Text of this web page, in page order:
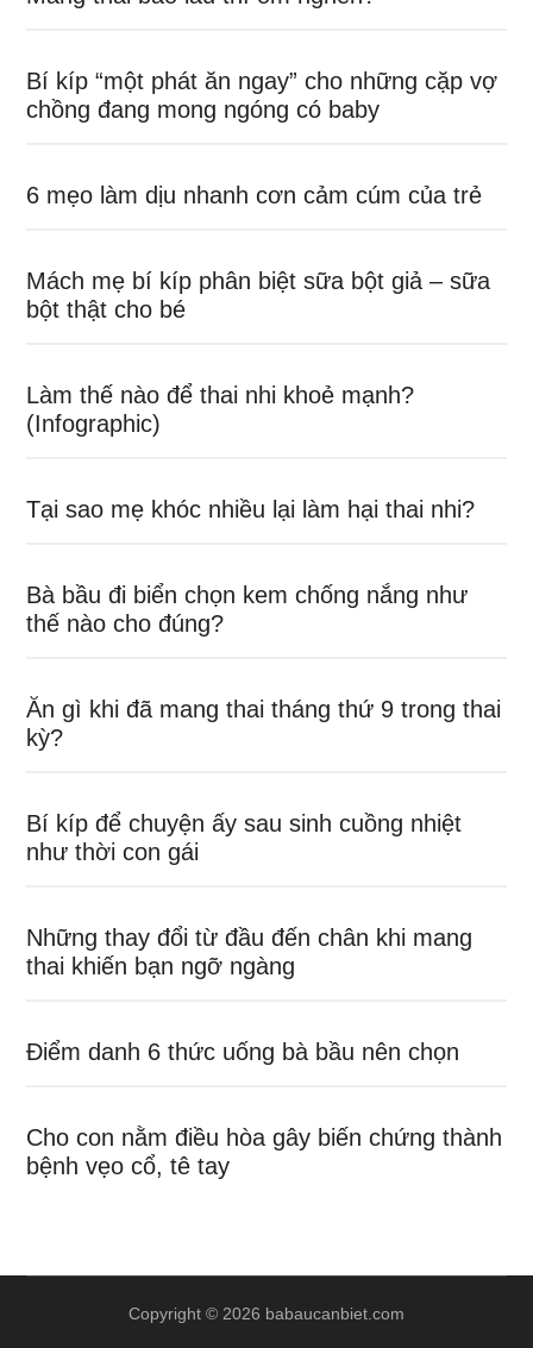
Bí kíp “một phát ăn ngay” cho những cặp vợ
chồng đang mong ngóng có baby
6 mẹo làm dịu nhanh cơn cảm cúm của trẻ
Mách mẹ bí kíp phân biệt sữa bột giả – sữa
bột thật cho bé
Làm thế nào để thai nhi khoẻ mạnh?
(Infographic)
Tại sao mẹ khóc nhiều lại làm hại thai nhi?
Bà bầu đi biển chọn kem chống nắng như
thế nào cho đúng?
Ăn gì khi đã mang thai tháng thứ 9 trong thai
kỳ?
Bí kíp để chuyện ấy sau sinh cuồng nhiệt
như thời con gái
Những thay đổi từ đầu đến chân khi mang
thai khiến bạn ngỡ ngàng
Điểm danh 6 thức uống bà bầu nên chọn
Cho con nằm điều hòa gây biến chứng thành
bệnh vẹo cổ, tê tay
Copyright © 2026 babaucanbiet.com